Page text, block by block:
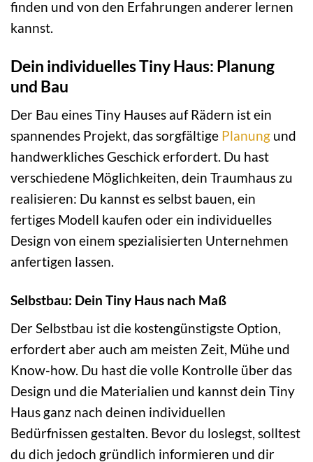
finden und von den Erfahrungen anderer lernen
kannst.
Dein individuelles Tiny Haus: Planung
und Bau
Der Bau eines Tiny Hauses auf Rädern ist ein
spannendes Projekt, das sorgfältige Planung und
handwerkliches Geschick erfordert. Du hast
verschiedene Möglichkeiten, dein Traumhaus zu
realisieren: Du kannst es selbst bauen, ein
fertiges Modell kaufen oder ein individuelles
Design von einem spezialisierten Unternehmen
anfertigen lassen.
Selbstbau: Dein Tiny Haus nach Maß
Der Selbstbau ist die kostengünstigste Option,
erfordert aber auch am meisten Zeit, Mühe und
Know-how. Du hast die volle Kontrolle über das
Design und die Materialien und kannst dein Tiny
Haus ganz nach deinen individuellen
Bedürfnissen gestalten. Bevor du loslegst, solltest
du dich jedoch gründlich informieren und dir